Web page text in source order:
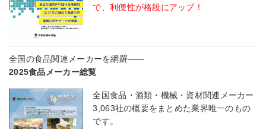
で、利便性が格段にアップ！
全国の食品関連メーカーを網羅――
2025食品メーカー総覧
全国食品・酒類・機械・資材関連メーカー
3,063社の概要をまとめた業界唯一のもの
です。